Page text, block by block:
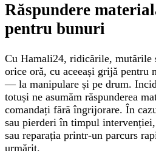
Răspundere
pentru bunuri
Cu Hamali24, ridicările, mutările
orice oră, cu aceeași grijă pentru
— la manipulare și pe drum.
totuși ne asumăm răspunderea
comandați fără îngrijorare. În
sau pierderi în timpul
sau reparația printr-un parcurs
urmărit.